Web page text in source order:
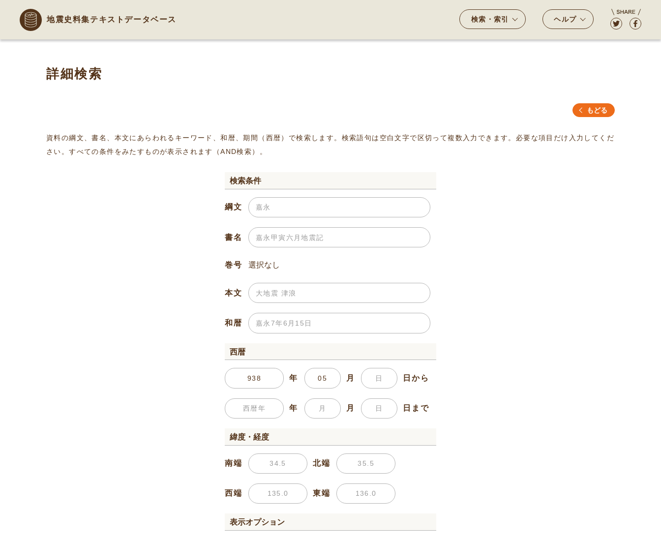
地震史料集テキストデータベース 検索・索引 ヘルプ
詳細検索
もどる
資料の綱文、書名、本文にあらわれるキーワード、和暦、期間（西暦）で検索します。検索語句は空白文字で区切って複数入力できます。必要な項目だけ入力してくだ
さい。すべての条件をみたすものが表示されます（AND検索）。
検索条件
綱文
書名
巻号
本文
和暦
西暦
年 月 日から
年 月 日まで
緯度・経度
南端 北端
西端 東端
表示オプション